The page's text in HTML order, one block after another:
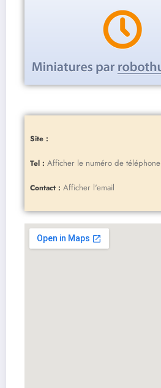
Site :
Tel : Afficher le numéro de téléphone
Contact : Afficher l'email